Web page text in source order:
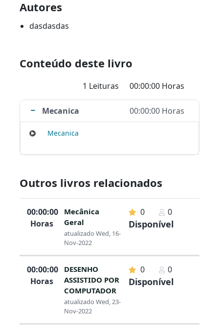
Autores
dasdasdas
Conteúdo deste livro
1 Leituras 00:00:00 Horas
Mecanica 00:00:00 Horas
Mecanica
Outros livros relacionados
00:00:00
Horas
Mecânica
Geral
atualizado Wed, 16-
Nov-2022
0 0
Disponível
00:00:00
Horas
DESENHO
ASSISTIDO POR
COMPUTADOR
atualizado Wed, 23-
Nov-2022
0 0
Disponível